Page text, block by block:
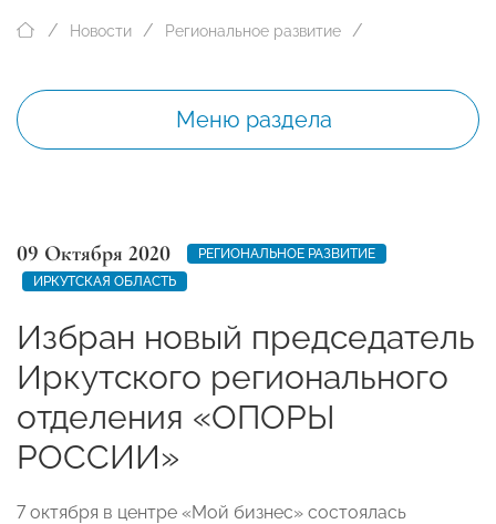
Новости Региональное развитие
Меню раздела
09 Октября 2020
РЕГИОНАЛЬНОЕ РАЗВИТИЕ
ИРКУТСКАЯ ОБЛАСТЬ
Избран новый председатель
Иркутского регионального
отделения «ОПОРЫ
РОССИИ»
7 октября в центре «Мой бизнес» состоялась